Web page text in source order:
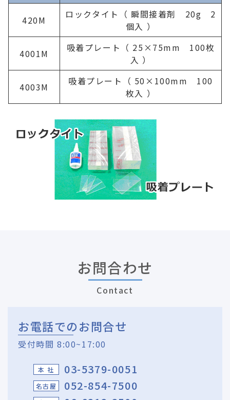
420M
ロックタイト（ 瞬間接着剤 20g 2
個入 ）
4001M
吸着プレート（ 25×75mm 100枚
入 ）
4003M
吸着プレート（ 50×100mm 100
枚入 ）
お問合わせ
Contact
お電話でのお問合せ
受付時間 8:00~17:00
本 社 03-5379-0051
名古屋 052-854-7500